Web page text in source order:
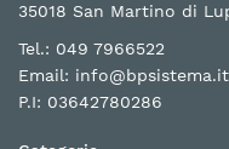
35018 San Martino di
Tel.: 049 7966522
Email: info@bpsistema.it
P.I: 03642780286